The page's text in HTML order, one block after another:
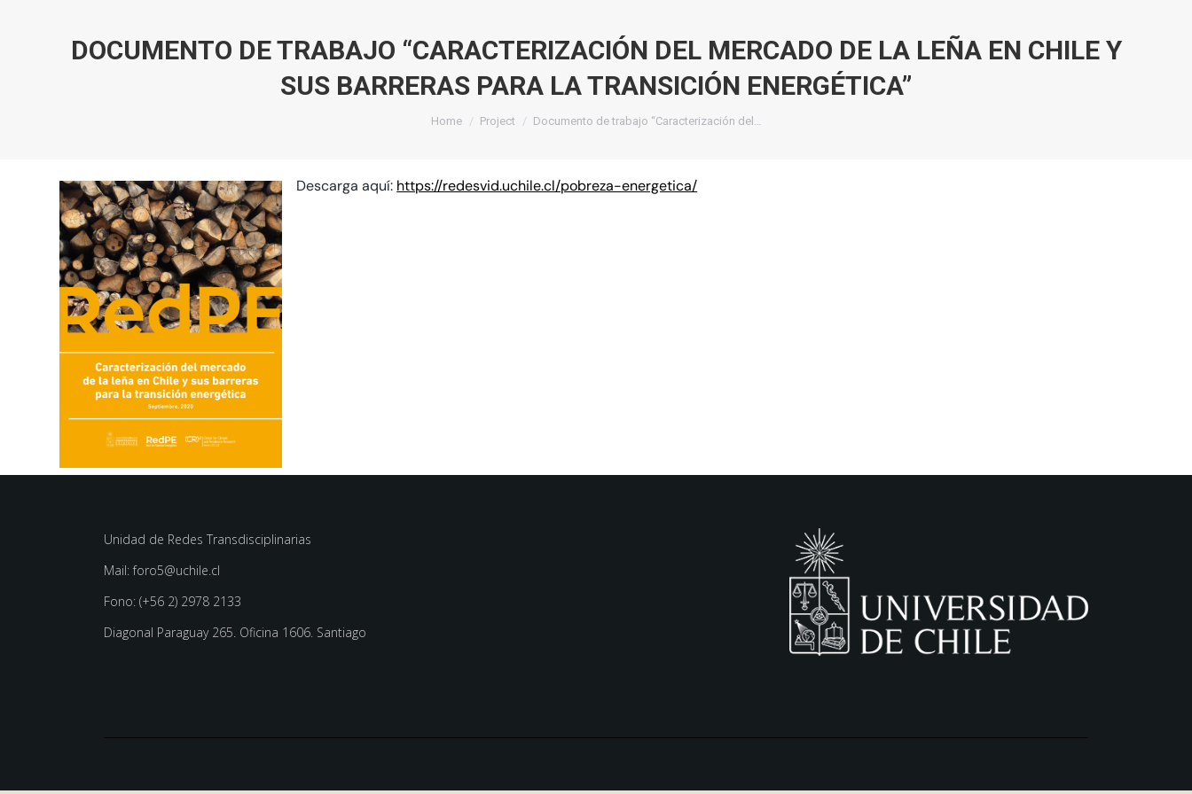
DOCUMENTO DE TRABAJO “CARACTERIZACIÓN DEL MERCADO DE LA LEÑA EN CHILE Y
SUS BARRERAS PARA LA TRANSICIÓN ENERGÉTICA”
You are here:
Home Project Documento de trabajo “Caracterización del…
Descarga aquí: https://redesvid.uchile.cl/pobreza-energetica/
Unidad de Redes Transdisciplinarias
Mail: foro5@uchile.cl
Fono: (+56 2) 2978 2133
Diagonal Paraguay 265. Oficina 1606. Santiago